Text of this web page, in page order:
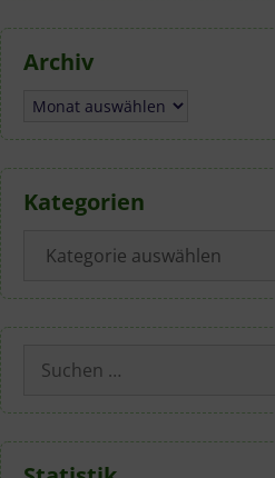
Archiv
Archiv
Kategorien
Suchen
nach: